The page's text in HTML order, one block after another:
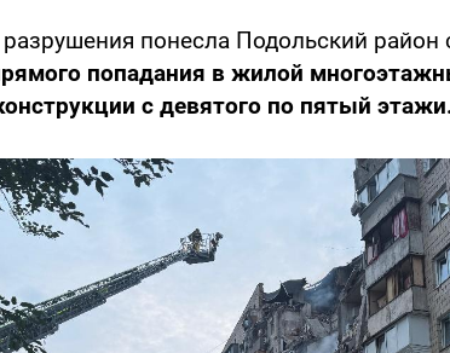
понесла Подольский район
попадания в жилой
с девятого по пятый